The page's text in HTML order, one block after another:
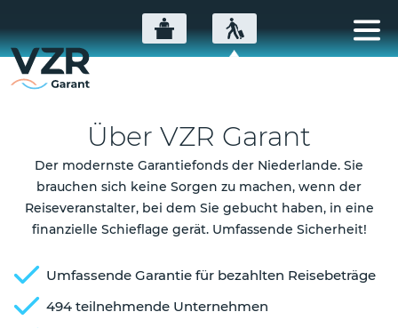
Über VZR Garant
Der modernste Garantiefonds der Niederlande. Sie
brauchen sich keine Sorgen zu machen, wenn der
Reiseveranstalter, bei dem Sie gebucht haben, in eine
finanzielle Schieflage gerät. Umfassende Sicherheit!
Umfassende Garantie für bezahlten Reisebeträge
494 teilnehmende Unternehmen